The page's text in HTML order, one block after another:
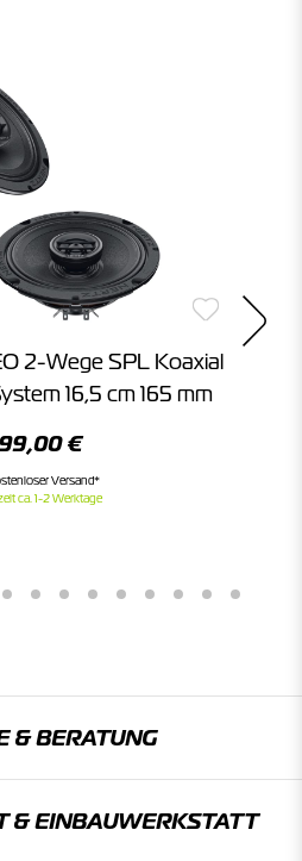
2-Wege SPL Koaxial
16,5 cm 165 mm
€
ca. 1-2 Werktage
& BERATUNG
& EINBAU­WERKSTATT